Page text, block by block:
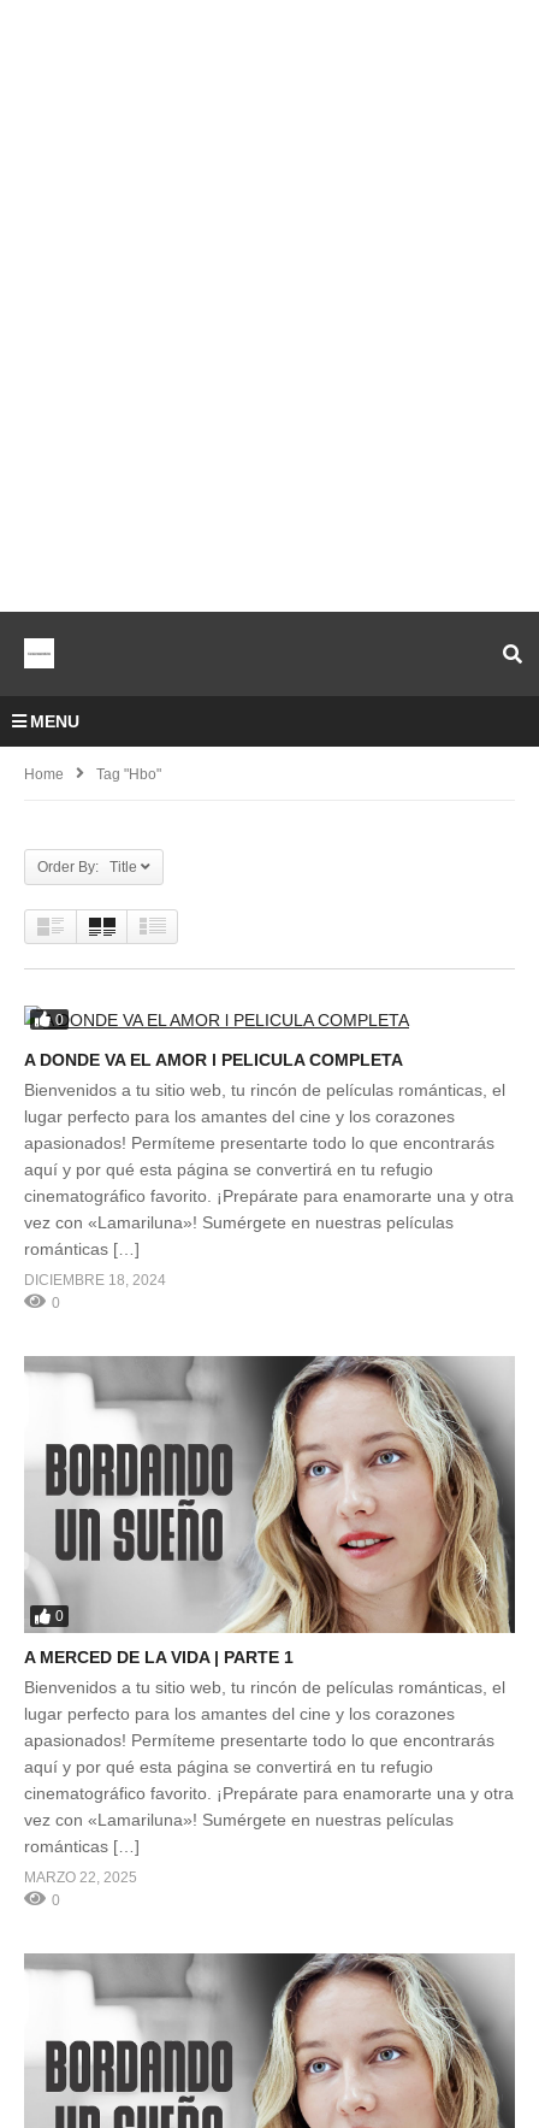
MENU
Home Tag "hbo"
Order By: Title
0
A DONDE VA EL AMOR l PELICULA COMPLETA
Bienvenidos a tu sitio web, tu rincón de películas románticas, el
lugar perfecto para los amantes del cine y los corazones
apasionados! Permíteme presentarte todo lo que encontrarás
aquí y por qué esta página se convertirá en tu refugio
cinematográfico favorito. ¡Prepárate para enamorarte una y otra
vez con «Lamariluna»! Sumérgete en nuestras películas
románticas […]
DICIEMBRE 18, 2024
0
0
A MERCED DE LA VIDA | PARTE 1
Bienvenidos a tu sitio web, tu rincón de películas románticas, el
lugar perfecto para los amantes del cine y los corazones
apasionados! Permíteme presentarte todo lo que encontrarás
aquí y por qué esta página se convertirá en tu refugio
cinematográfico favorito. ¡Prepárate para enamorarte una y otra
vez con «Lamariluna»! Sumérgete en nuestras películas
románticas […]
MARZO 22, 2025
0